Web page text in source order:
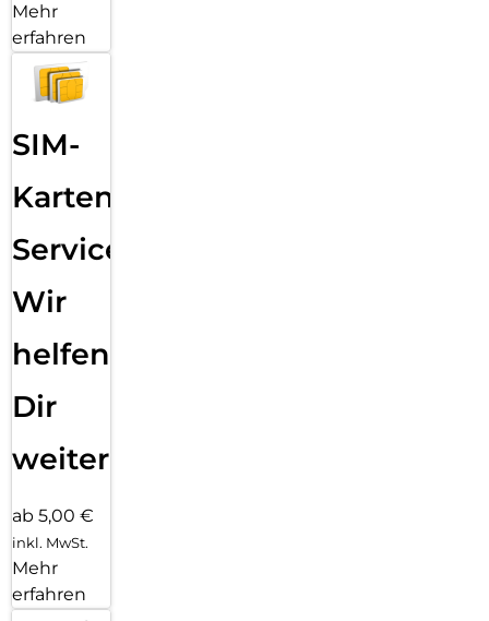
Mehr
erfahren
SIM-
Karten
Service:
Wir
helfen
Dir
weiter
ab 5,00 €
inkl. MwSt.
Mehr
erfahren